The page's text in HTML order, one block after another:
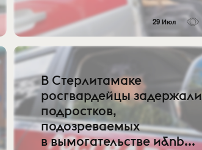
29 Июл
В Стерлитамаке
росгвардейцы задержали
подростков,
подозреваемых
в вымогательстве и&nb...